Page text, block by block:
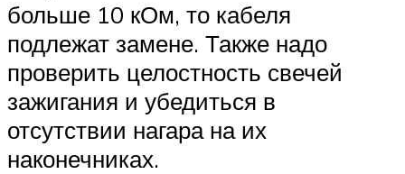
больше 10 кОм, то кабеля
подлежат замене. Также надо
проверить целостность свечей
зажигания и убедиться в
отсутствии нагара на их
наконечниках.